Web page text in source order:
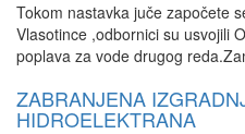
Tokom nastavka juče započete
Vlasotince ,odbornici su usvojili
poplava za vode drugog
ZABRANJENA
HIDROELEKTRANA